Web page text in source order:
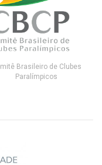
Brasileiro de Clubes
Paralímpicos